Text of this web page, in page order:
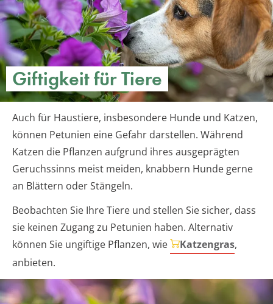
Giftigkeit für Tiere
Auch für Haustiere, insbesondere Hunde und Katzen,
können Petunien eine Gefahr darstellen. Während
Katzen die Pflanzen aufgrund ihres ausgeprägten
Geruchssinns meist meiden, knabbern Hunde gerne
an Blättern oder Stängeln.
Beobachten Sie Ihre Tiere und stellen Sie sicher, dass
sie keinen Zugang zu Petunien haben. Alternativ
können Sie ungiftige Pflanzen, wie
Katzengras,
anbieten.